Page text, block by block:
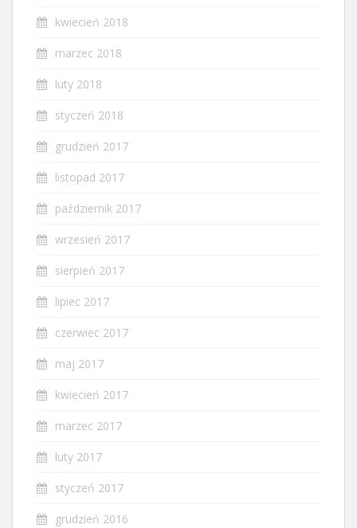
kwiecień 2018
marzec 2018
luty 2018
styczeń 2018
grudzień 2017
listopad 2017
październik 2017
wrzesień 2017
sierpień 2017
lipiec 2017
czerwiec 2017
maj 2017
kwiecień 2017
marzec 2017
luty 2017
styczeń 2017
grudzień 2016